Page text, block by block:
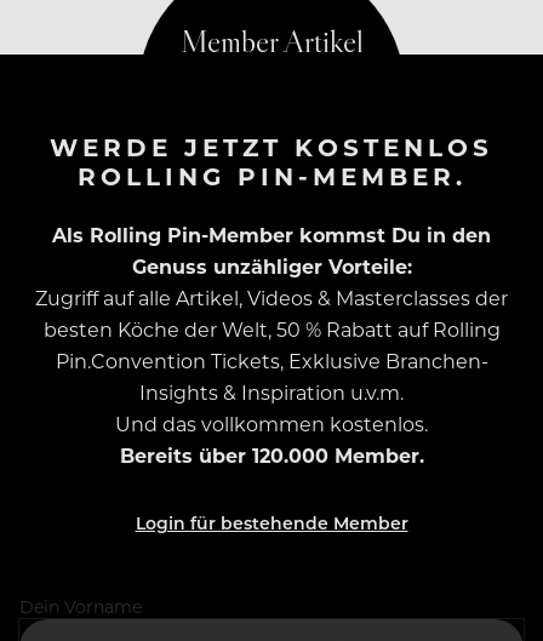
WERDE JETZT KOSTENLOS
ROLLING PIN-MEMBER.
Als Rolling Pin-Member kommst Du in den
Genuss unzähliger Vorteile:
Zugriff auf alle Artikel, Videos & Masterclasses der
besten Köche der Welt, 50 % Rabatt auf Rolling
Pin.Convention Tickets, Exklusive Branchen-
Insights & Inspiration u.v.m.
Und das vollkommen kostenlos.
Bereits über 120.000 Member.
Login für bestehende Member
Dein Vorname